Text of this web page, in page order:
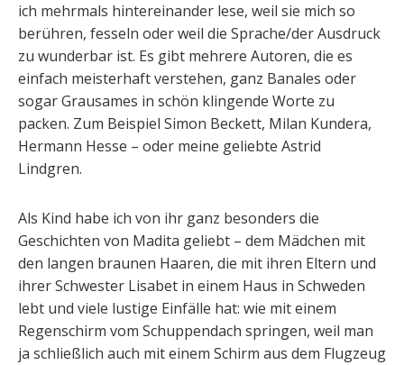
ich mehrmals hintereinander lese, weil sie mich so
berühren, fesseln oder weil die Sprache/der Ausdruck
zu wunderbar ist. Es gibt mehrere Autoren, die es
einfach meisterhaft verstehen, ganz Banales oder
sogar Grausames in schön klingende Worte zu
packen. Zum Beispiel Simon Beckett, Milan Kundera,
Hermann Hesse – oder meine geliebte Astrid
Lindgren.
Als Kind habe ich von ihr ganz besonders die
Geschichten von Madita geliebt – dem Mädchen mit
den langen braunen Haaren, die mit ihren Eltern und
ihrer Schwester Lisabet in einem Haus in Schweden
lebt und viele lustige Einfälle hat: wie mit einem
Regenschirm vom Schuppendach springen, weil man
ja schließlich auch mit einem Schirm aus dem Flugzeug